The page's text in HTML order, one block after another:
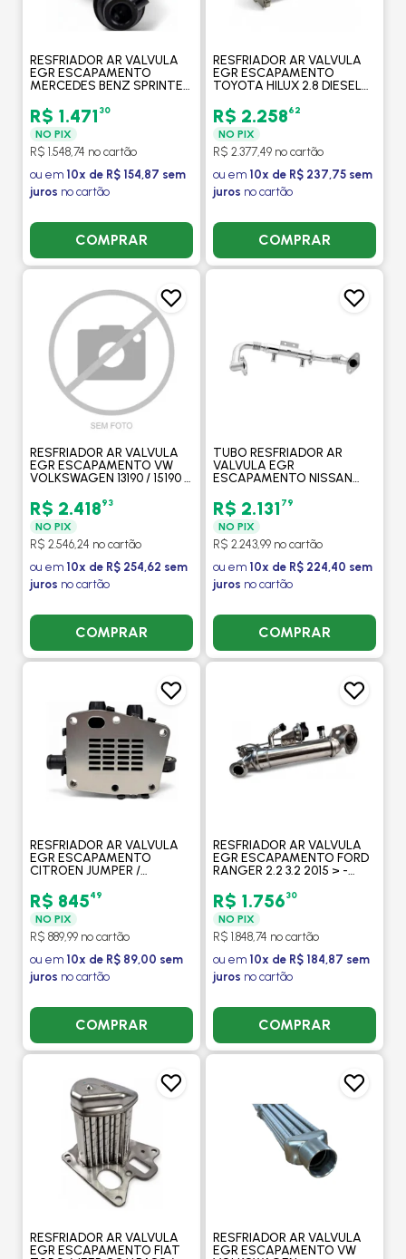
RESFRIADOR AR VALVULA
EGR ESCAPAMENTO
MERCEDES BENZ SPRINTER
R$ 1.471 30
NO PIX
R$ 1.548,74 no cartão
ou em 10x de R$ 154,87 sem
juros no cartão
COMPRAR
RESFRIADOR AR VALVULA
EGR ESCAPAMENTO
TOYOTA HILUX 2.8 DIESEL
R$ 2.25862
NO PIX
R$ 2.377,49 no cartão
ou em 10x de R$ 237,75 sem
juros no cartão
COMPRAR
RESFRIADOR AR VALVULA
EGR ESCAPAMENTO VW
VOLKSWAGEN 13190 / 15190 /
23230 REFIL - PROCOOLER
R$ 2.41893
NO PIX
R$ 2.546,24 no cartão
ou em 10x de R$ 254,62 sem
juros no cartão
COMPRAR
TUBO RESFRIADOR AR
VALVULA EGR
ESCAPAMENTO NISSAN
PROCOOLER
R$ 2.131 79
NO PIX
R$ 2.243,99 no cartão
ou em 10x de R$ 224,40 sem
juros no cartão
COMPRAR
RESFRIADOR AR VALVULA
EGR ESCAPAMENTO
CITROEN JUMPER /
2018 A 2022 - PROCOOLER
R$ 84549
NO PIX
R$ 889,99 no cartão
ou em 10x de R$ 89,00 sem
juros no cartão
COMPRAR
RESFRIADOR AR VALVULA
EGR ESCAPAMENTO FORD
RANGER 2.2 3.2 2015 > -
R$ 1.75630
NO PIX
R$ 1.848,74 no cartão
ou em 10x de R$ 184,87 sem
juros no cartão
COMPRAR
RESFRIADOR AR VALVULA
EGR ESCAPAMENTO FIAT
RESFRIADOR AR VALVULA
EGR ESCAPAMENTO VW